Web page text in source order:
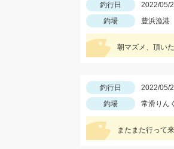
釣行日 2022/05/
釣場
豊浜漁港
朝マズメ、頂い
釣行日 2022/05/
釣場
常滑りん
またまた行って